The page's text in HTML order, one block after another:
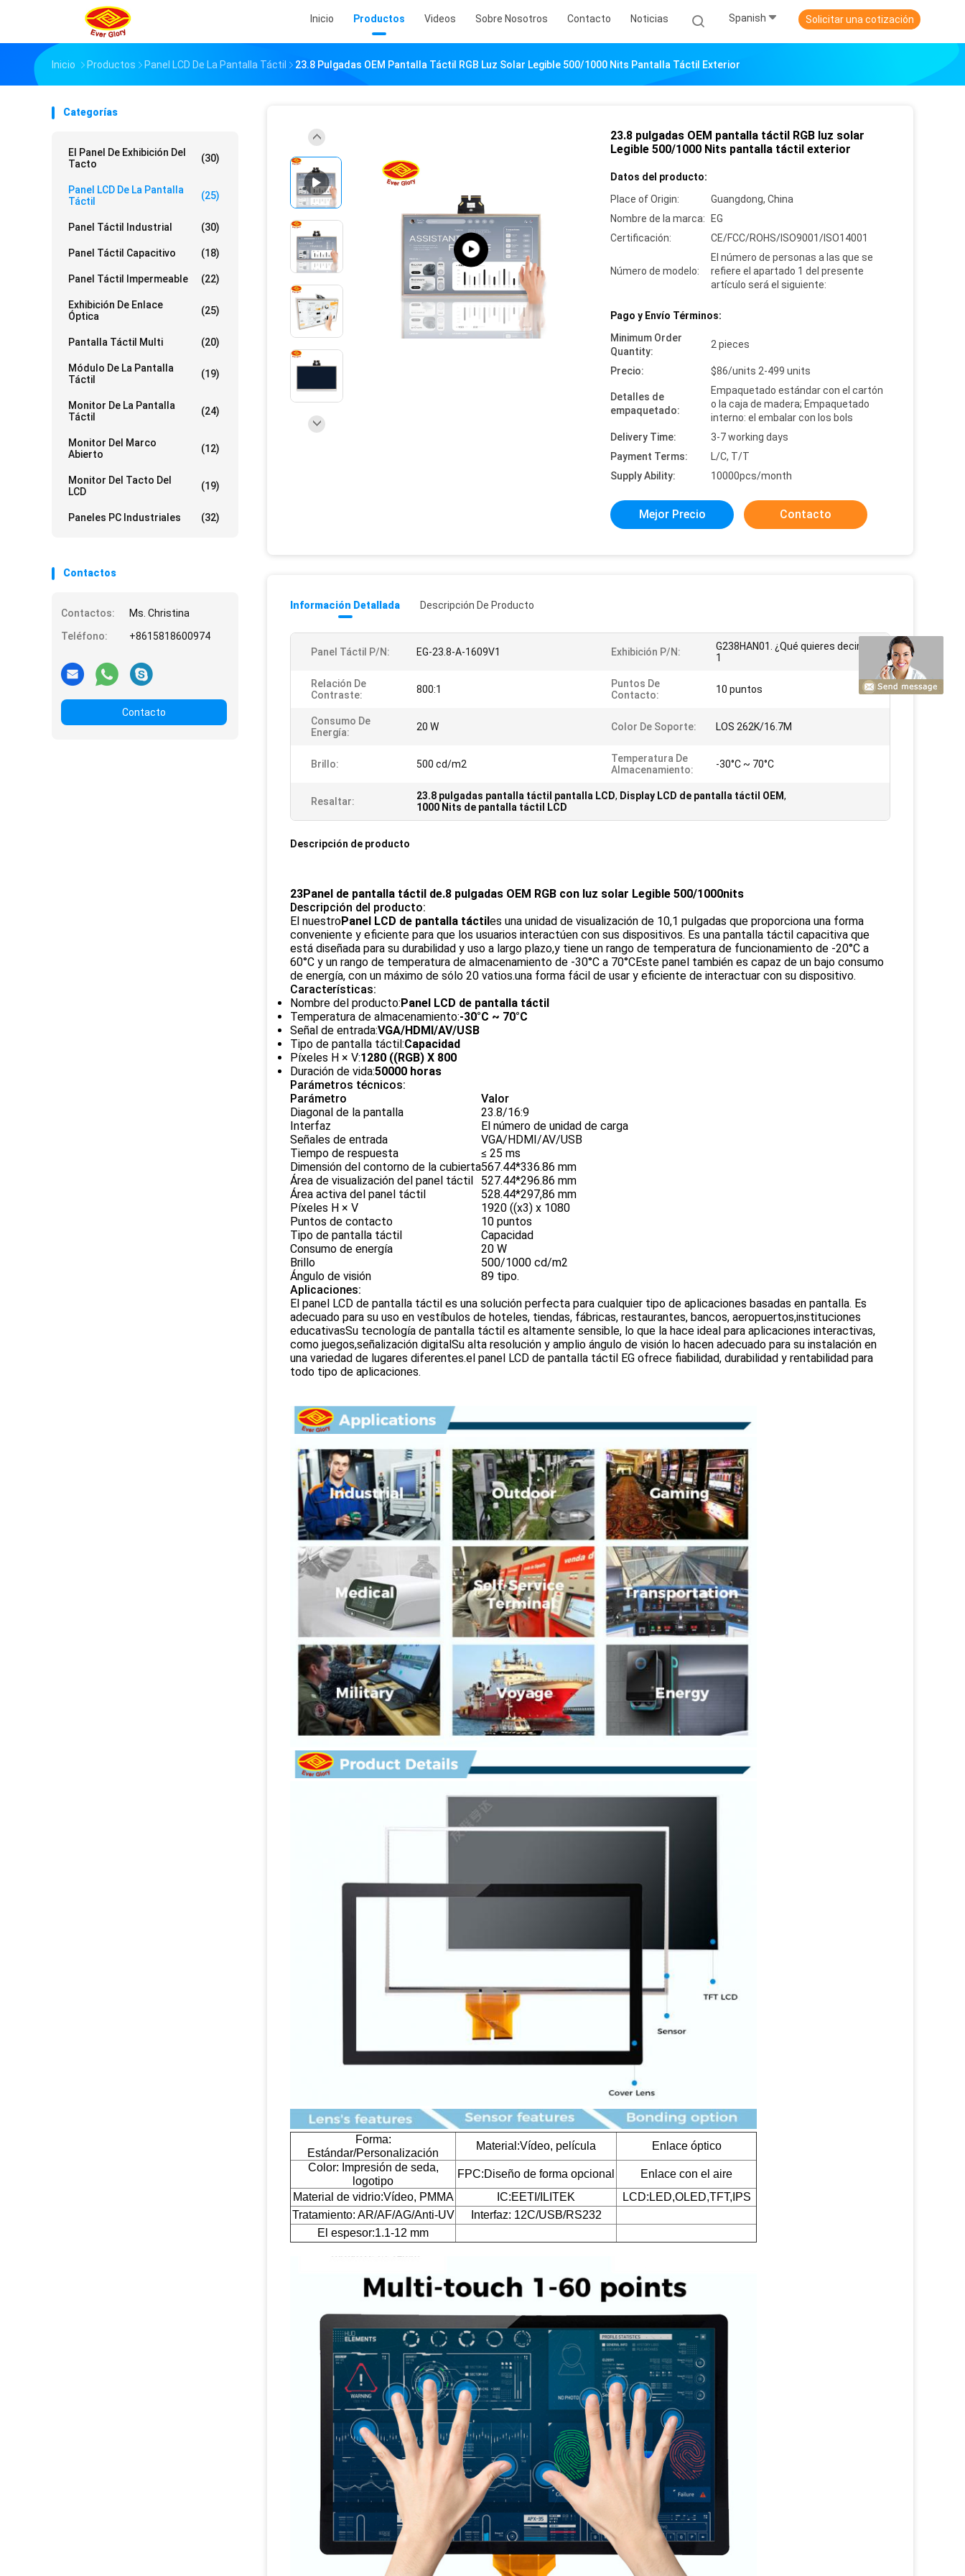
Inicio Productos Videos Sobre Nosotros Contacto Noticias Spanish Solicitar una cotización
Inicio Productos Panel LCD De La Pantalla Táctil 23.8 Pulgadas OEM Pantalla Táctil RGB Luz Solar Legible 500/1000 Nits Pantalla Táctil Exterior
Categorías
El Panel De Exhibición Del
Tacto
(30)
Panel LCD De La Pantalla
Táctil
(25)
Panel Táctil Industrial (30)
Panel Táctil Capacitivo (18)
Panel Táctil Impermeable (22)
Exhibición De Enlace
Óptica
(25)
Pantalla Táctil Multi (20)
Módulo De La Pantalla
Táctil
(19)
Monitor De La Pantalla
Táctil
(24)
Monitor Del Marco
Abierto
(12)
Monitor Del Tacto Del
LCD
(19)
Paneles PC Industriales (32)
Contactos
Contactos:
Ms. Christina
Teléfono:
+8615818600974
Contacto
23.8 pulgadas OEM pantalla táctil RGB luz solar
Legible 500/1000 Nits pantalla táctil exterior
Datos del producto:
Place of Origin:
Guangdong, China
Nombre de la marca:
EG
Certificación:
CE/FCC/ROHS/ISO9001/ISO14001
Número de modelo:
El número de personas a las que se
refiere el apartado 1 del presente
artículo será el siguiente:
Pago y Envío Términos:
Minimum Order
Quantity:
2 pieces
Precio: $86/units 2-499 units
Detalles de
empaquetado:
Empaquetado estándar con el cartón
o la caja de madera; Empaquetado
interno: el embalar con los bols
Delivery Time:
3-7 working days
Payment Terms:
L/C, T/T
Supply Ability:
10000pcs/month
Mejor Precio Contacto
Información Detallada Descripción De Producto
Panel Táctil P/N: EG-23.8-A-1609V1 Exhibición P/N:
G238HAN01. ¿Qué quieres decir?
1
Relación De
Contraste:
800:1
Puntos De
Contacto:
10 puntos
Consumo De
Energía:
20 W Color De Soporte: LOS 262K/16.7M
Brillo: 500 cd/m2
Temperatura De
Almacenamiento:
-30°C ~ 70°C
Resaltar: 23.8 pulgadas pantalla táctil pantalla LCD, Display LCD de pantalla táctil OEM,
1000 Nits de pantalla táctil LCD
Descripción de producto
23Panel de pantalla táctil de.8 pulgadas OEM RGB con luz solar Legible 500/1000nits
Descripción del producto:
El nuestroPanel LCD de pantalla táctiles una unidad de visualización de 10,1 pulgadas que proporciona una forma
conveniente y eficiente para que los usuarios interactúen con sus dispositivos. Es una pantalla táctil capacitiva que
está diseñada para su durabilidad y uso a largo plazo,y tiene un rango de temperatura de funcionamiento de -20°C a
60°C y un rango de temperatura de almacenamiento de -30°C a 70°CEste panel también es capaz de un bajo consumo
de energía, con un máximo de sólo 20 vatios.una forma fácil de usar y eficiente de interactuar con su dispositivo.
Características:
Nombre del producto:Panel LCD de pantalla táctil
Temperatura de almacenamiento:-30°C ~ 70°C
Señal de entrada:VGA/HDMI/AV/USB
Tipo de pantalla táctil:Capacidad
Píxeles H × V:1280 ((RGB) X 800
Duración de vida:50000 horas
Parámetros técnicos:
Parámetro
Valor
Diagonal de la pantalla
23.8/16:9
Interfaz
El número de unidad de carga
Señales de entrada
VGA/HDMI/AV/USB
Tiempo de respuesta
≤ 25 ms
Dimensión del contorno de la cubierta567.44*336.86 mm
Área de visualización del panel táctil
527.44*296.86 mm
Área activa del panel táctil
528.44*297,86 mm
Píxeles H × V
1920 ((x3) x 1080
Puntos de contacto
10 puntos
Tipo de pantalla táctil
Capacidad
Consumo de energía
20 W
Brillo
500/1000 cd/m2
Ángulo de visión
89 tipo.
Aplicaciones:
El panel LCD de pantalla táctil es una solución perfecta para cualquier tipo de aplicaciones basadas en pantalla. Es
adecuado para su uso en vestíbulos de hoteles, tiendas, fábricas, restaurantes, bancos, aeropuertos,instituciones
educativasSu tecnología de pantalla táctil es altamente sensible, lo que la hace ideal para aplicaciones interactivas,
como juegos,señalización digitalSu alta resolución y amplio ángulo de visión lo hacen adecuado para su instalación en
una variedad de lugares diferentes.el panel LCD de pantalla táctil EG ofrece fiabilidad, durabilidad y rentabilidad para
todo tipo de aplicaciones.
Forma:
Estándar/Personalización
Material:Vídeo, película
Enlace óptico
Color: Impresión de seda,
logotipo
FPC:Diseño de forma opcional
Enlace con el aire
Material de vidrio:Vídeo, PMMA
IC:EETI/ILITEK
LCD:LED,OLED,TFT,IPS
Tratamiento: AR/AF/AG/Anti-UV
Interfaz: 12C/USB/RS232
El espesor:1.1-12 mm